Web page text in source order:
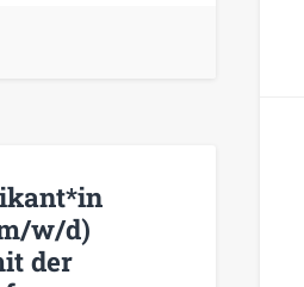
w/d)
der